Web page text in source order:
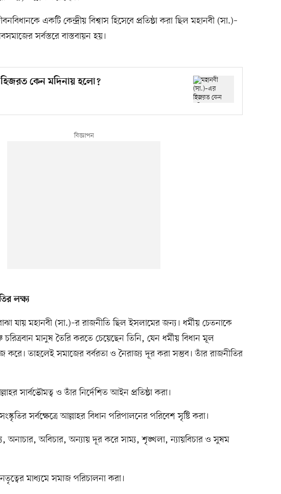
একটি কেন্দ্রীয় বিশ্বাস হিসেবে প্রতিষ্ঠা করা ছিল মহানবী (সা.)–
সর্বস্তরে বাস্তবায়ন হয়।
কেন মদিনায় হলো?
লক্ষ্য
যায় মহানবী (সা.)–র রাজনীতি ছিল ইসলামের জন্য। ধর্মীয় চেতনাকে
মানুষ তৈরি করতে চেয়েছেন তিনি, যেন ধর্মীয় বিধান মূল
করে। তাহলেই সমাজের বর্বরতা ও নৈরাজ্য দূর করা সম্ভব। তাঁর রাজনীতির
সার্বভৌমত্ব ও তাঁর নির্দেশিত আইন প্রতিষ্ঠা করা।
সর্বক্ষেত্রে আল্লাহর বিধান পরিপালনের পরিবেশ সৃষ্টি করা।
অনাচার, অবিচার, অন্যায় দূর করে সাম্য, শৃঙ্খলা, ন্যায়বিচার ও সুষম
মাধ্যমে সমাজ পরিচালনা করা।